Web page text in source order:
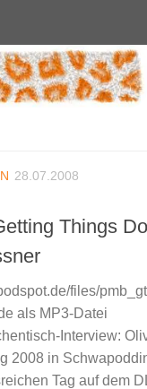
28.07.2008
Things
files/
als MP3-Datei
Interview:
2008 in
Tag auf dem